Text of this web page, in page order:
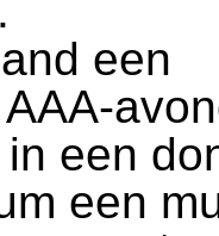
een
een
een